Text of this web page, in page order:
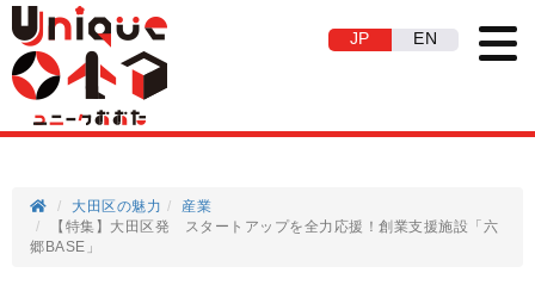
JP EN
大田区の魅力
産業
【特集】大田区発 スタートアップを全力応援！創業支援施設「六
郷BASE」